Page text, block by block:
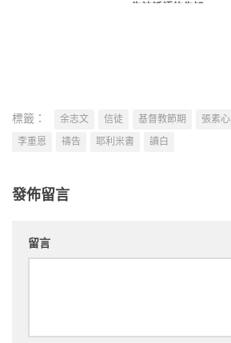
告神話語的先知
標籤： 余志文 信徒 基督教節期 張素心
李重恩
禱告 耶利米書 讀白
發佈留言
留言